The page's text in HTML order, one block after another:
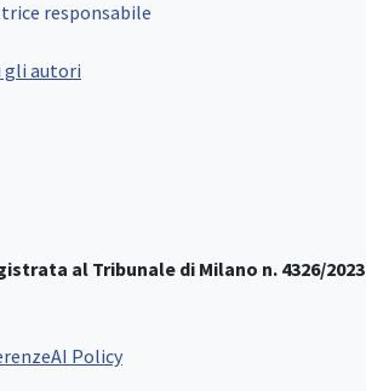
responsabile
autori
al Tribunale di Milano n. 4326/2023
AI Policy